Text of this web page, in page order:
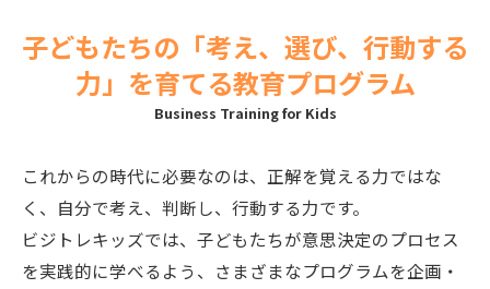
子どもたちの「考え、選び、行動する
力」を育てる教育プログラム
Business Training for Kids
これからの時代に必要なのは、正解を覚える力ではな
く、自分で考え、判断し、行動する力です。
ビジトレキッズでは、子どもたちが意思決定のプロセス
を実践的に学べるよう、さまざまなプログラムを企画・